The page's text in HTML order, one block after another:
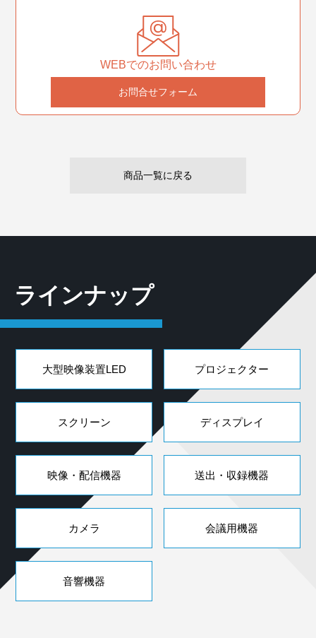
WEBでのお問い合わせ
お問合せフォーム
商品一覧に戻る
ラインナップ
大型映像装置LED プロジェクター
スクリーン ディスプレイ
映像・配信機器 送出・収録機器
カメラ 会議用機器
音響機器